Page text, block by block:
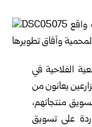
الفلاحية في
يعانون من
منتجاتهم،
على تسويق